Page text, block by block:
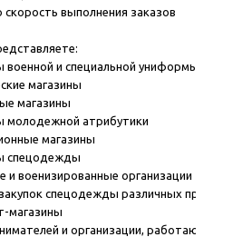
выполнения заказов
военной и специальной униформы -
магазины
магазины
молодежной атрибутики
магазины
спецодежды
и военизированные организации
спецодежды различных
магазины
и организации, работающие в